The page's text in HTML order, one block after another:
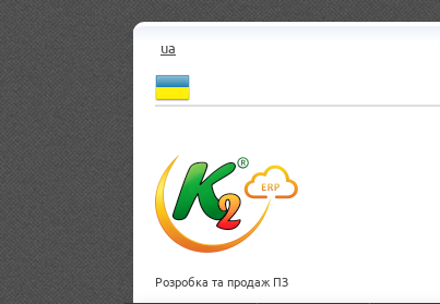
ua
Розробка та продаж ПЗ